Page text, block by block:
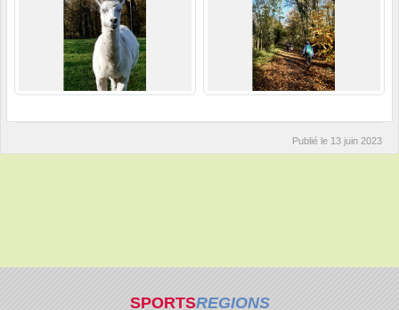
Publié le 13 juin 2023
SPORTSREGIONS